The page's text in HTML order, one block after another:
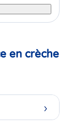
en crèche